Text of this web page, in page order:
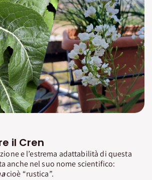
il Cren
e l’estrema adattabilità di questa
anche nel suo nome scientifico:
cioè “rustica”.